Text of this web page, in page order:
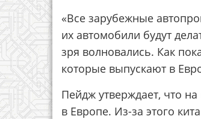
«Все зарубежные
их автомобили будут
зря волновались. Как
которые выпускают в
Пейдж утверждает, что
в Европе. Из-за этого